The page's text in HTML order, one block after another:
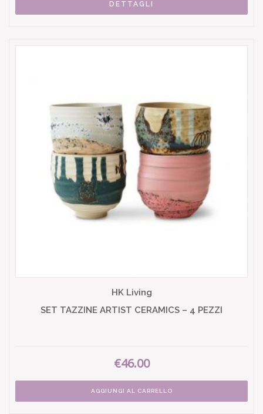
DETTAGLI
HK Living
SET TAZZINE ARTIST CERAMICS – 4 PEZZI
€46.00
AGGIUNGI AL CARRELLO